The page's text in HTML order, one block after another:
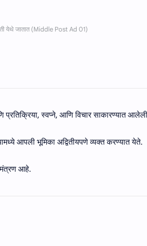
स्वप्ने, आणि विचार साकारण्यात
आपली भूमिका अद्वितीयपणे व्यक्त करण्यात येते.
आहे.